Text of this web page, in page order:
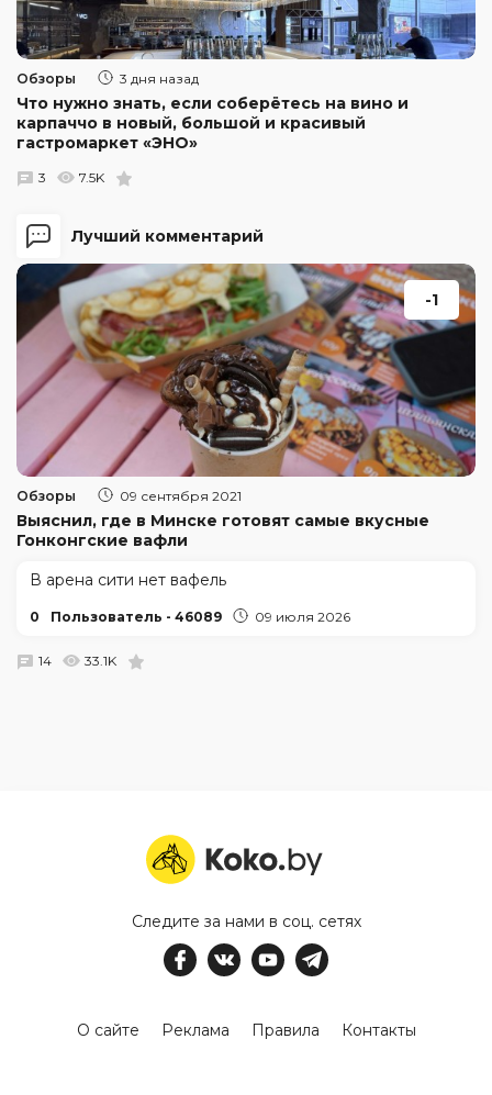
Лучший комментарий
-1
Обзоры 09 сентября 2021
Выяснил, где в Минске готовят самые вкусные
Гонконгские вафли
В арена сити нет вафель
0 Пользователь - 46089 09 июля 2026
14 33.1K
Обзоры 3 дня назад
Что нужно знать, если соберётесь на вино и
карпаччо в новый, большой и красивый
гастромаркет «ЭНО»
3 7.5K
Следите за нами в соц. сетях
О сайте Реклама Правила Контакты